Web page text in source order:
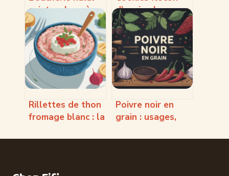
saint malo : où
trouver de la
viande halal de
qualité
d’avoine banane :
la recette saine
et gourmande à
adopter
Rillettes de thon
fromage blanc : la
rapide à maîtriser
Poivre noir en
grain : usages,
du meilleur